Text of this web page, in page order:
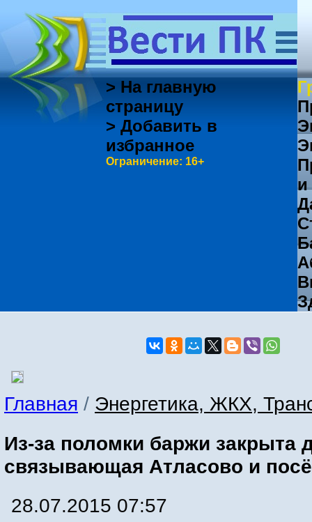
> На главную
страницу
> Добавить в
избранное
Ограничение: 16+
Главная / Энергетика, ЖКХ,
Из-за поломки баржи закрыта
связывающая Атласово и
28.07.2015 07:57